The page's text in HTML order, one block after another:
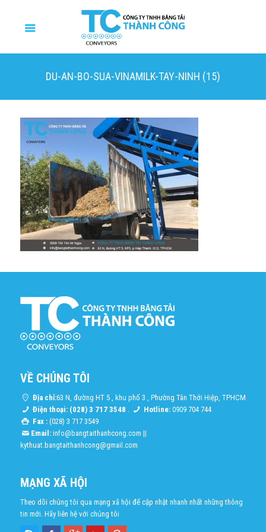
DU-AN-BO-SUA-VINAMILK-TAY-NINH (15)
VỀ CHÚNG TÔI
Địa chỉ:63 N, đường HT 5 , khu phố 3 , Phường Tân Thới Hiệp, TPHCM
Điện thoại: (028) 3 717 3548 . Hotline: 0909 704 744
Fax :(028) 3 717 3549
Email: info@bangtaithanhcong.com ||
kythuat.bangtaithanhcong@gmail.com
MẠNG XÃ HỘI
Theo dõi chúng tôi qua mạng xã hội để cập nhật nhanh nhất những thông
tin mới. Hãy liên hệ với chúng tôi